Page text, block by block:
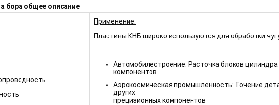
бора общее описание
Применение:
Пластины КНБ широко используются для обработки
Автомобилестроение: Расточка блоков
компонентов
Аэрокосмическая промышленность: Точение
других
прецизионных компонентов